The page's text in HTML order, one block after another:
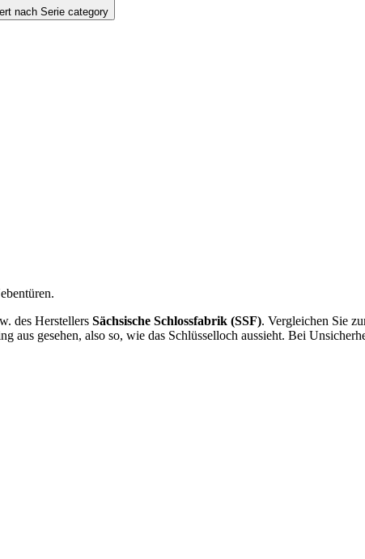
nach Serie category
des Herstellers Sächsische Schlossfabrik (SSF). Vergleichen Sie
aus gesehen, also so, wie das Schlüsselloch aussieht. Bei